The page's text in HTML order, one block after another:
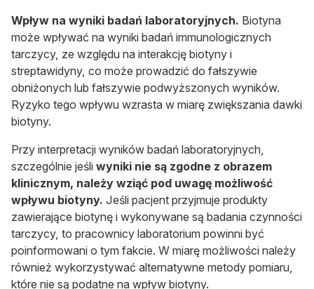
Wpływ na wyniki badań laboratoryjnych. Biotyna
może wpływać na wyniki badań immunologicznych
tarczycy, ze względu na interakcję biotyny i
streptawidyny, co może prowadzić do fałszywie
obniżonych lub fałszywie podwyższonych wyników.
Ryzyko tego wpływu wzrasta w miarę zwiększania dawki
biotyny.
Przy interpretacji wyników badań laboratoryjnych,
szczególnie jeśli wyniki nie są zgodne z obrazem
klinicznym, należy wziąć pod uwagę możliwość
wpływu biotyny. Jeśli pacjent przyjmuje produkty
zawierające biotynę i wykonywane są badania czynności
tarczycy, to pracownicy laboratorium powinni być
poinformowani o tym fakcie. W miarę możliwości należy
również wykorzystywać alternatywne metody pomiaru,
które nie są podatne na wpływ biotyny.